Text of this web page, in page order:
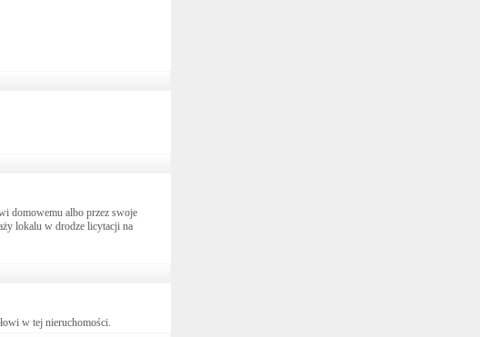
domowemu albo przez swoje
lokalu w drodze licytacji na
w tej nieruchomości.